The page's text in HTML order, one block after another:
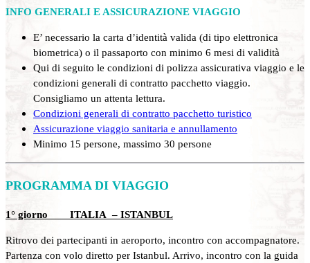
INFO GENERALI E ASSICURAZIONE VIAGGIO
E’ necessario la carta d’identità valida (di tipo elettronica
biometrica) o il passaporto con minimo 6 mesi di validità
Qui di seguito le condizioni di polizza assicurativa viaggio e le
condizioni generali di contratto pacchetto viaggio.
Consigliamo un attenta lettura.
Condizioni generali di contratto pacchetto turistico
Assicurazione viaggio sanitaria e annullamento
Minimo 15 persone, massimo 30 persone
PROGRAMMA DI VIAGGIO
1° giorno ITALIA – ISTANBUL
Ritrovo dei partecipanti in aeroporto, incontro con accompagnatore.
Partenza con volo diretto per Istanbul. Arrivo, incontro con la guida